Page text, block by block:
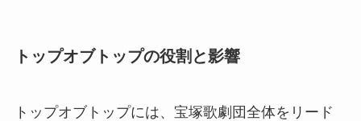
トップオブトップの役割と影響
トップオブトップには、宝塚歌劇団全体をリード